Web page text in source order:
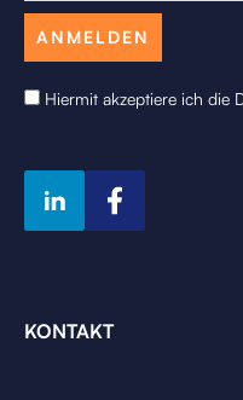
Hiermit akzeptiere ich die
KONTAKT